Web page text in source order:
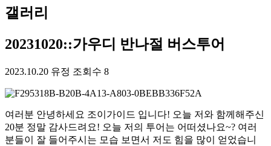
갤러리
20231020::가우디 반나절 버스투어
2023.10.20 유정 조회수 8
여러분 안녕하세요 조이가이드 입니다! 오늘 저와 함께해주신
20분 정말 감사드려요! 오늘 저의 투어는 어떠셨나요~? 여러
분들이 잘 들어주시는 모습 보면서 저도 힘을 많이 얻었습니